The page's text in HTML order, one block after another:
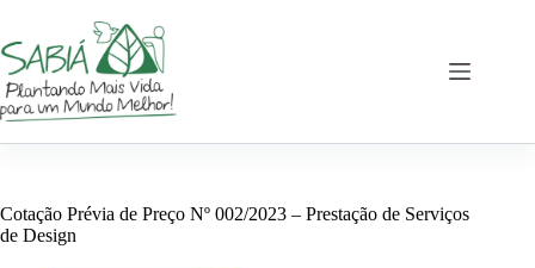
o
conteúdo
Cotação Prévia de Preço Nº 002/2023 – Prestação de Serviços
de Design